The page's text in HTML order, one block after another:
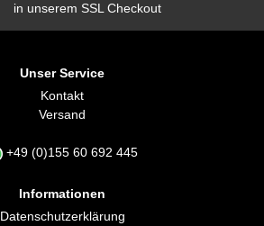
in unserem SSL Checkout
Unser Service
Kontakt
Versand
+49 (0)155 60 692 445
Informationen
Daten­schutz­erklärung